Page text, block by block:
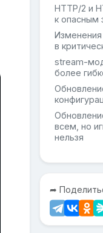
HTTP/2 и
к опасным
Изменения
в
stream-
более
всем, но
нельзя
➦